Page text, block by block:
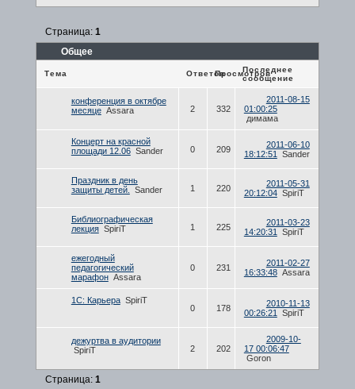
Общее
Страница: 1
Тема ОтветовПросмотров
Последнее
сообщение
конференция в октябре
месяце Assara 2 332
2011-08-15
01:00:25
димама
Концерт на красной
площади 12.06 Sander 0 209
2011-06-10
18:12:51
Sander
Праздник в день
защиты детей.
Sander 1 220
2011-05-31
20:12:04 SpiriT
Библиографическая
лекция SpiriT 1 225
2011-03-23
14:20:31
SpiriT
ежегодный
педагогический
марафон Assara
0 231
2011-02-27
16:33:48 Assara
1С: Карьера SpiriT
0
178
2010-11-13
00:26:21
SpiriT
дежуртва в аудитории
SpiriT
2 202
2009-10-
17 00:06:47
Goron
Страница: 1